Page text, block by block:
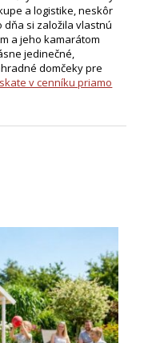
a logistike, neskôr
si založila vlastnú
a jeho kamarátom
jedinečné,
domčeky pre
v cenníku priamo